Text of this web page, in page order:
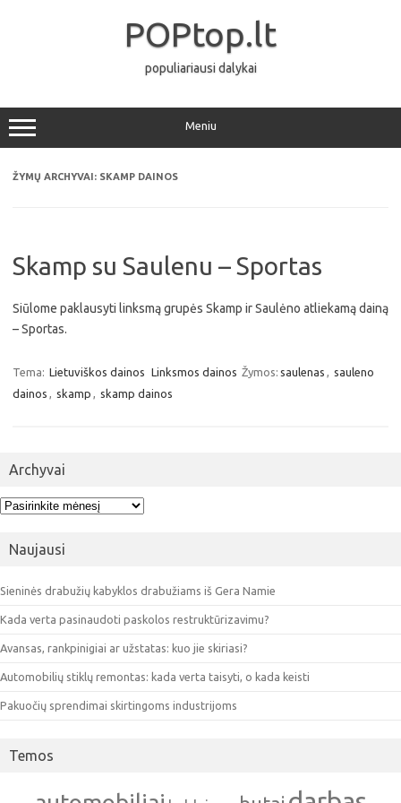
POPtop.lt
populiariausi dalykai
Meniu
ŽYMŲ ARCHYVAI: SKAMP DAINOS
Skamp su Saulenu – Sportas
Siūlome paklausyti linksmą grupės Skamp ir Saulėno atliekamą dainą
– Sportas.
Tema: Lietuviškos dainos Linksmos dainos Žymos: saulenas , sauleno
dainos , skamp , skamp dainos
Archyvai
Archyvai
Naujausi
Sieninės drabužių kabyklos drabužiams iš Gera Namie
Kada verta pasinaudoti paskolos restruktūrizavimu?
Avansas, rankpinigiai ar užstatas: kuo jie skiriasi?
Automobilių stiklų remontas: kada verta taisyti, o kada keisti
Pakuočių sprendimai skirtingoms industrijoms
Temos